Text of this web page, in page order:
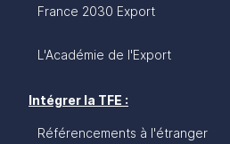
France 2030 Export
L'Académie de l'Export
Intégrer la TFE :
Référencements à l'étranger